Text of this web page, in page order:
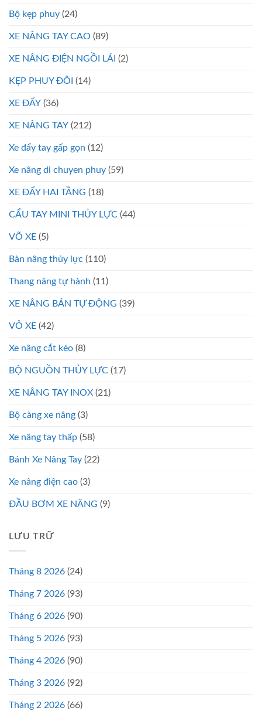
Bộ kẹp phuy (24)
XE NÂNG TAY CAO (89)
XE NÂNG ĐIỆN NGỒI LÁI (2)
KẸP PHUY ĐÔI (14)
XE ĐẨY (36)
XE NÂNG TAY (212)
Xe đẩy tay gấp gọn (12)
Xe nâng di chuyen phuy (59)
XE ĐẨY HAI TẦNG (18)
CẨU TAY MINI THỦY LỰC (44)
VÕ XE (5)
Bàn nâng thủy lực (110)
Thang nâng tự hành (11)
XE NÂNG BÁN TỰ ĐỘNG (39)
VỎ XE (42)
Xe nâng cắt kéo (8)
BỘ NGUỒN THỦY LỰC (17)
XE NÂNG TAY INOX (21)
Bộ càng xe nâng (3)
Xe nâng tay thấp (58)
Bánh Xe Nâng Tay (22)
Xe nâng điện cao (3)
ĐẦU BƠM XE NÂNG (9)
LƯU TRỮ
Tháng 8 2026 (24)
Tháng 7 2026 (93)
Tháng 6 2026 (90)
Tháng 5 2026 (93)
Tháng 4 2026 (90)
Tháng 3 2026 (92)
Tháng 2 2026 (66)